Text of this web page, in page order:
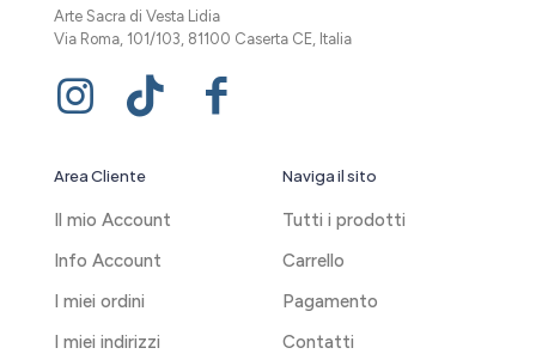
Arte Sacra di Vesta Lidia
Via Roma, 101/103, 81100 Caserta CE, Italia
Area Cliente
Il mio Account
Info Account
I miei ordini
I miei indirizzi
Naviga il sito
Tutti i prodotti
Carrello
Pagamento
Contatti